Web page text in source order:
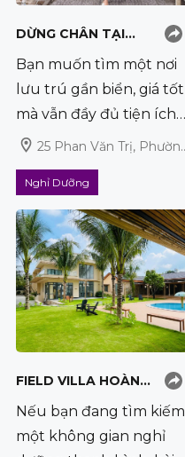
DỪNG CHÂN TẠI
KHÁCH SẠN SÔNG
TẬN HƯỞNG KỲ NGHỈ
NHẸ NHÀNG BÊN
BIỂN
Bạn muốn tìm một nơi
lưu trú gần biển, giá tốt
mà vẫn đầy đủ tiện ích
thì không hề khó khi có
Vũng Tàu. Phòng rộng
rãi, nệm Kymdan êm ái,
tất cả tạo nên một
không gian nghỉ ngơi lý
tưởng
25 Phan Văn Trị, Phường Thắng Tam
Nghỉ Dưỡng
FIELD VILLA HOÀNG
DIỆU: ĐẾN VÀ HOÀ
NHIÊN
Nếu bạn đang tìm kiếm
một không gian nghỉ